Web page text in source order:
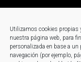
Utilizamos cookies propias
nuestra página web, para
personalizada en base a
navegación (por ejemplo,